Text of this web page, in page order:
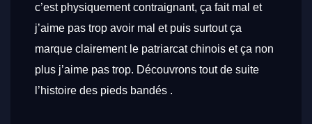
c’est physiquement contraignant, ça fait mal et
j’aime pas trop avoir mal et puis surtout ça
marque clairement le patriarcat chinois et ça non
plus j’aime pas trop. Découvrons tout de suite
l’histoire des pieds bandés .